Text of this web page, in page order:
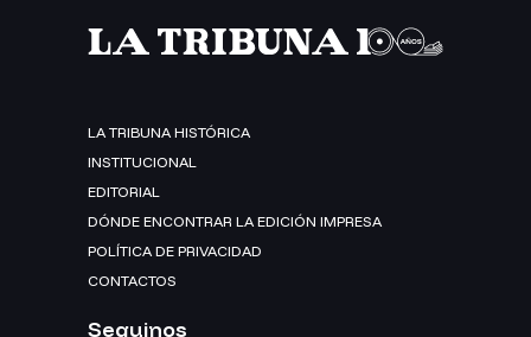
LA TRIBUNA HISTÓRICA
INSTITUCIONAL
EDITORIAL
DÓNDE ENCONTRAR LA EDICIÓN IMPRESA
POLÍTICA DE PRIVACIDAD
CONTACTOS
Seguinos